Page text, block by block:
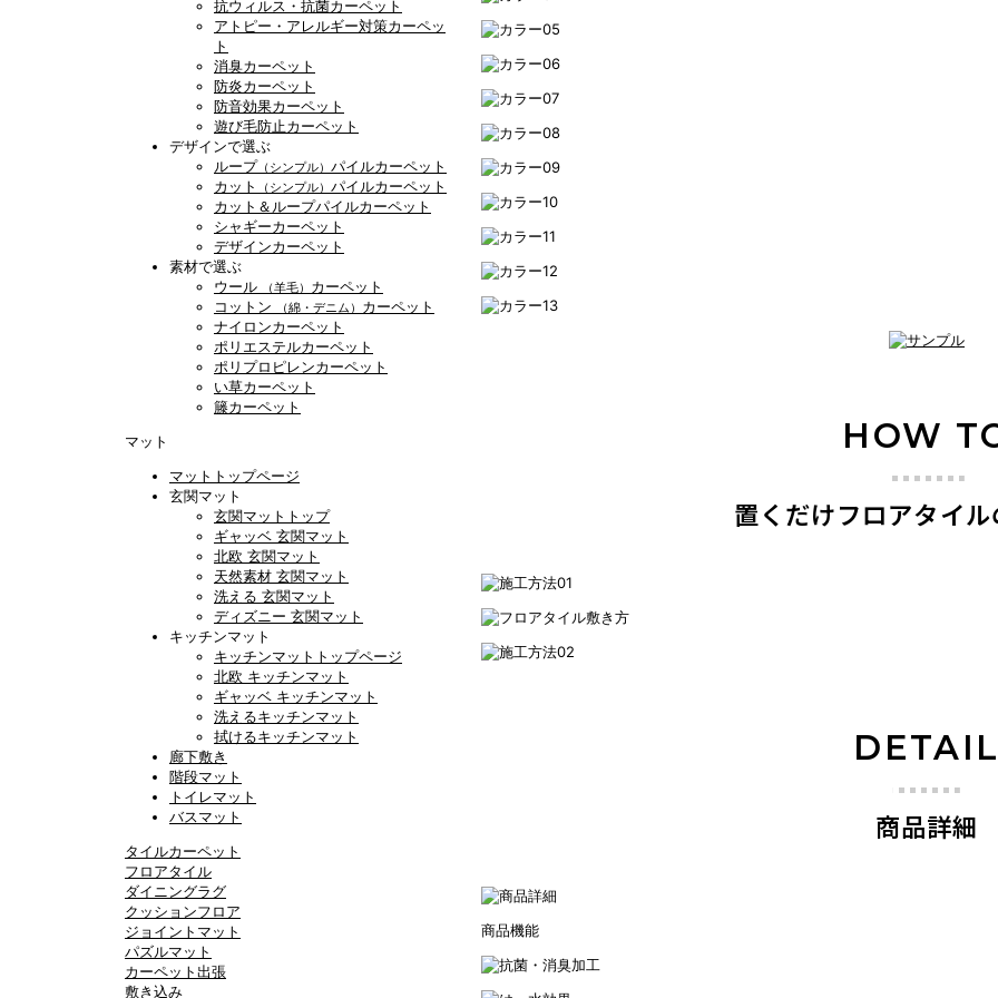
抗ウィルス・抗菌カーペット
アトピー・アレルギー対策カーペッ
ト
消臭カーペット
防炎カーペット
防音効果カーペット
遊び毛防止カーペット
デザインで選ぶ
ループ （シンプル） パイルカーペット
カット
（シンプル） パイルカーペット
カット＆ループパイルカーペット
シャギーカーペット
デザインカーペット
素材で選ぶ
ウール
（羊毛） カーペット
コットン
（綿・デニム） カーペット
ナイロンカーペット
ポリエステルカーペット
ポリプロピレンカーペット
い草カーペット
籐カーペット
マット
マットトップページ
玄関マット
玄関マットトップ
ギャッベ 玄関マット
北欧 玄関マット
天然素材 玄関マット
洗える 玄関マット
ディズニー 玄関マット
キッチンマット
キッチンマットトップページ
北欧 キッチンマット
ギャッベ キッチンマット
洗えるキッチンマット
拭けるキッチンマット
廊下敷き
階段マット
トイレマット
バスマット
タイルカーペット
フロアタイル
ダイニングラグ
クッションフロア
ジョイントマット
パズルマット
カーペット出張
敷き込み
HOW
置くだけフロアタイ
商品詳細
商品機能